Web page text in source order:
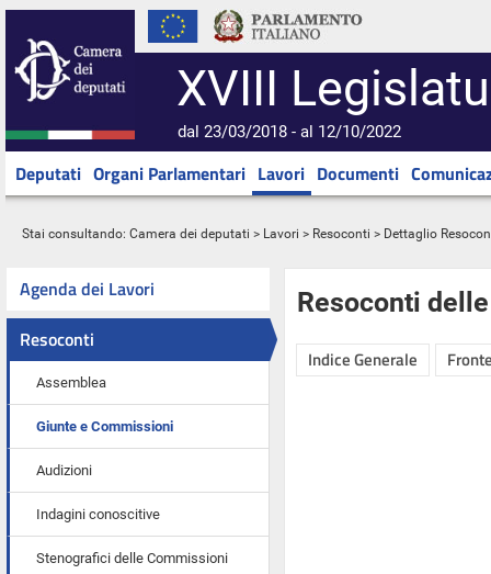
XVIII
dal 23/03/2018 - al 12/10/2022
Deputati Organi Parlamentari Lavori Documenti
Stai consultando: Camera dei deputati > Lavori > Resoconti > Dettaglio
Agenda dei Lavori
Resoconti
Assemblea
Giunte e Commissioni
Audizioni
Indagini conoscitive
Stenografici delle Commissioni
Resoconti
Indice Generale